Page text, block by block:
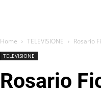
Home TELEVISIONE Rosario
TELEVISIONE
Rosario